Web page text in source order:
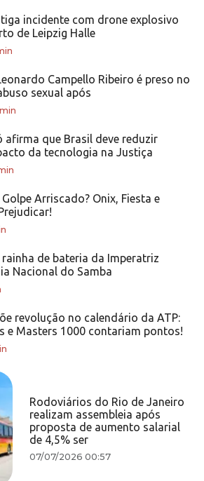
incidente com drone explosivo
de Leipzig Halle
Campello Ribeiro é preso no
sexual após
afirma que Brasil deve reduzir
da tecnologia na Justiça
Arriscado? Onix, Fiesta e
de bateria da Imperatriz
Nacional do Samba
revolução no calendário da ATP:
e Masters 1000 contariam pontos!
Rodoviários do Rio de Janeiro
realizam assembleia após
proposta de aumento salarial
de 4,5% ser
07/07/2026 00:57